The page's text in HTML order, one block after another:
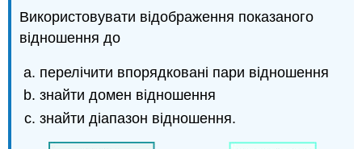
Використовувати відображення показаного
відношення до
перелічити впорядковані пари відношення
знайти домен відношення
знайти діапазон відношення.